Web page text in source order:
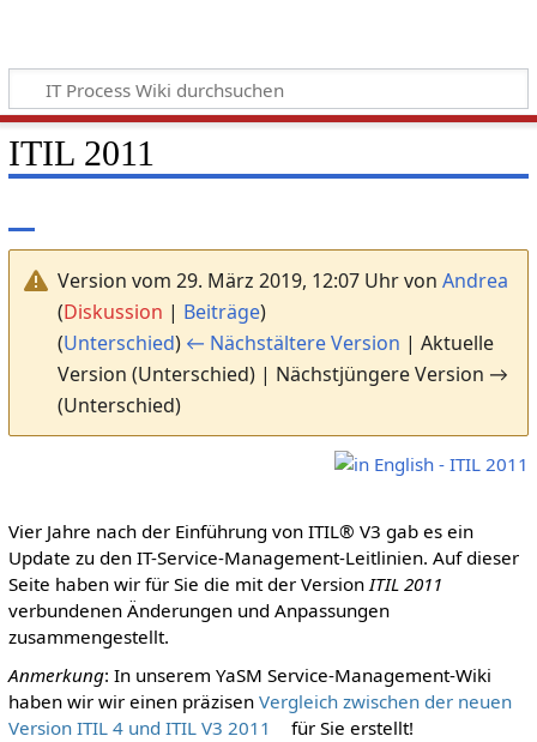
ITIL 2011
Version vom 29. März 2019, 12:07 Uhr von Andrea
(Diskussion | Beiträge)
(Unterschied) ← Nächstältere Version | Aktuelle
Version (Unterschied) | Nächstjüngere Version →
(Unterschied)
Vier Jahre nach der Einführung von ITIL® V3 gab es ein
Update zu den IT-Service-Management-Leitlinien. Auf dieser
Seite haben wir für Sie die mit der Version ITIL 2011
verbundenen Änderungen und Anpassungen
zusammengestellt.
Anmerkung: In unserem YaSM Service-Management-Wiki
haben wir wir einen präzisen Vergleich zwischen der neuen
Version ITIL 4 und ITIL V3 2011
für Sie erstellt!